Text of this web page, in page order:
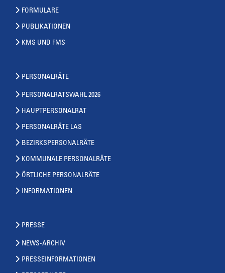
FORMULARE
PUBLIKATIONEN
KMS UND FMS
PERSONALRÄTE
PERSONALRATSWAHL 2026
HAUPTPERSONALRAT
PERSONALRÄTE LAS
BEZIRKSPERSONALRÄTE
KOMMUNALE PERSONALRÄTE
ÖRTLICHE PERSONALRÄTE
INFORMATIONEN
PRESSE
NEWS-ARCHIV
PRESSEINFORMATIONEN